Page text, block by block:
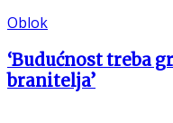
Oblok
‘Budućnost treba
branitelja’